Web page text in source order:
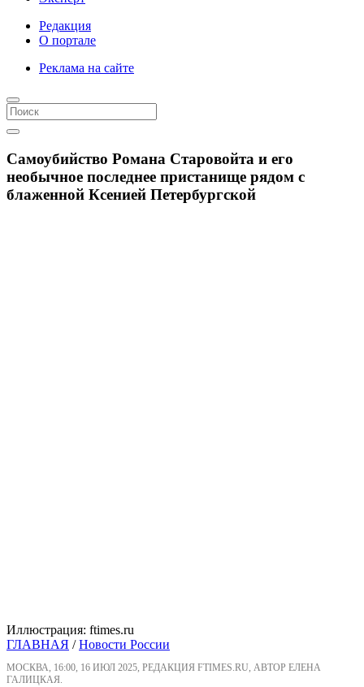
Редакция
О портале
Реклама на сайте
Самоубийство Романа Старовойта и его
необычное последнее пристанище рядом с
блаженной Ксенией Петербургской
Иллюстрация: ftimes.ru
ГЛАВНАЯ /Новости России
МОСКВА, 16:00, 16 ИЮЛ 2025, РЕДАКЦИЯ FTIMES.RU, АВТОР ЕЛЕНА
ГАЛИЦКАЯ.